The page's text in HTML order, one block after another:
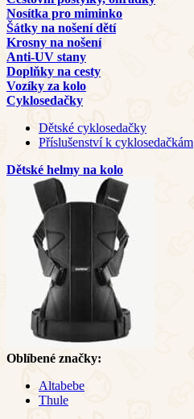
Nosítka pro miminko
Šátky na nošení dětí
Krosny na nošení
Anti-UV stany
Doplňky na cesty
Vozíky za kolo
Cyklosedačky
Dětské cyklosedačky
Příslušenství k cyklosedačkám
Dětské helmy na kolo
Oblíbené značky:
Altabebe
Thule